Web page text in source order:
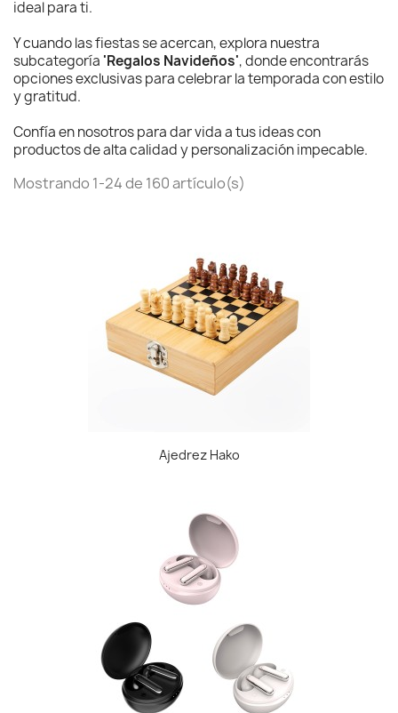
ideal para ti.
Y cuando las fiestas se acercan, explora nuestra
subcategoría 'Regalos Navideños', donde encontrarás
opciones exclusivas para celebrar la temporada con estilo
y gratitud.
Confía en nosotros para dar vida a tus ideas con
productos de alta calidad y personalización impecable.
Mostrando 1-24 de 160 artículo(s)
Ajedrez Hako